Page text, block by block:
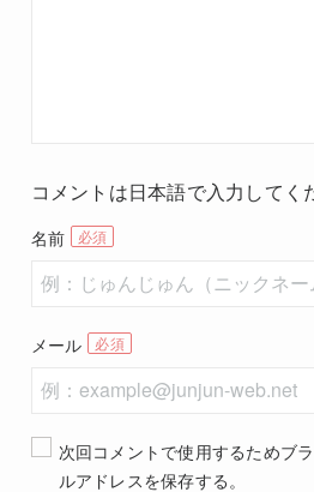
コメントは日本語で入力してく
名前
メール
次回コメントで使用するためブ
ルアドレスを保存する。